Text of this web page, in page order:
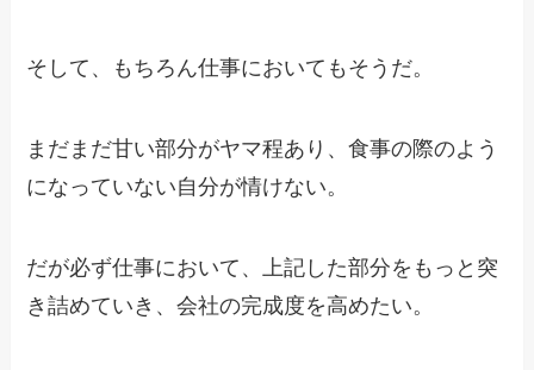
そして、もちろん仕事においてもそうだ。
まだまだ甘い部分がヤマ程あり、食事の際のよう
になっていない自分が情けない。
だが必ず仕事において、上記した部分をもっと突
き詰めていき、会社の完成度を高めたい。